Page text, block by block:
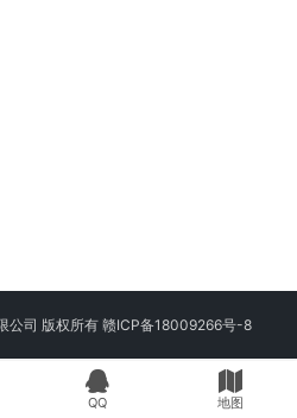
公司 版权所有 赣ICP备18009266号-8
QQ 地图